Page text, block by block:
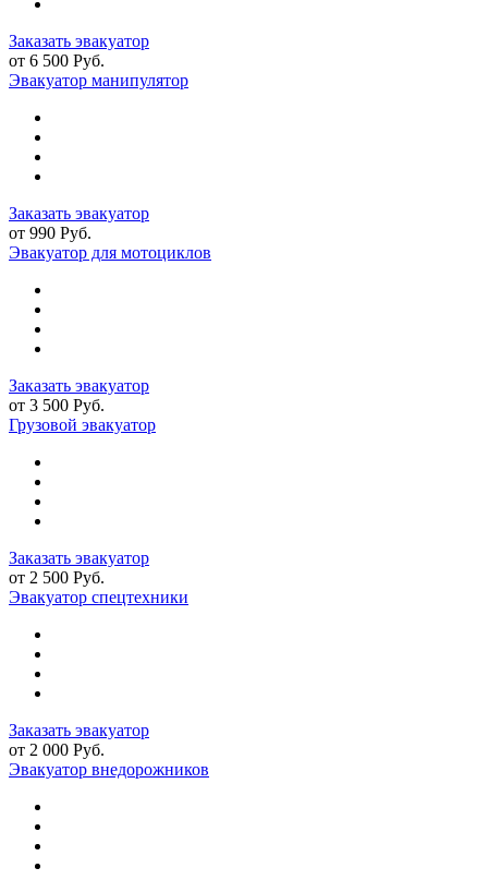
Заказать эвакуатор
от 6 500 Руб.
Эвакуатор манипулятор
Заказать эвакуатор
от 990 Руб.
Эвакуатор для мотоциклов
Заказать эвакуатор
от 3 500 Руб.
Грузовой эвакуатор
Заказать эвакуатор
от 2 500 Руб.
Эвакуатор спецтехники
Заказать эвакуатор
от 2 000 Руб.
Эвакуатор внедорожников